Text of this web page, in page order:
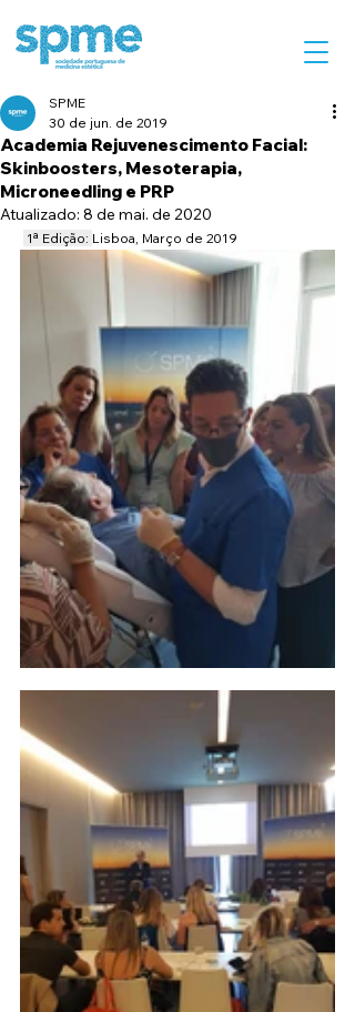
Academia Rejuvenescimento Facial:
Skinboosters, Mesoterapia,
Microneedling e PRP
SPME
30 de jun. de 2019
Atualizado: 8 de mai. de 2020
​1ª Edição: Lisboa, Março de 2019